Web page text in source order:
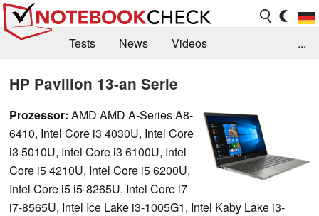
Tests News
Videos
Forum
...
HP Pavilion 13-an Serie
Prozessor: AMD AMD A-Series A8-
6410, Intel Core i3 4030U, Intel Core
i3 5010U, Intel Core i3 6100U, Intel
Core i5 4210U, Intel Core i5 6200U,
Intel Core i5 i5-8265U, Intel Core i7
i7-8565U, Intel Ice Lake i3-1005G1, Intel Kaby Lake i3-